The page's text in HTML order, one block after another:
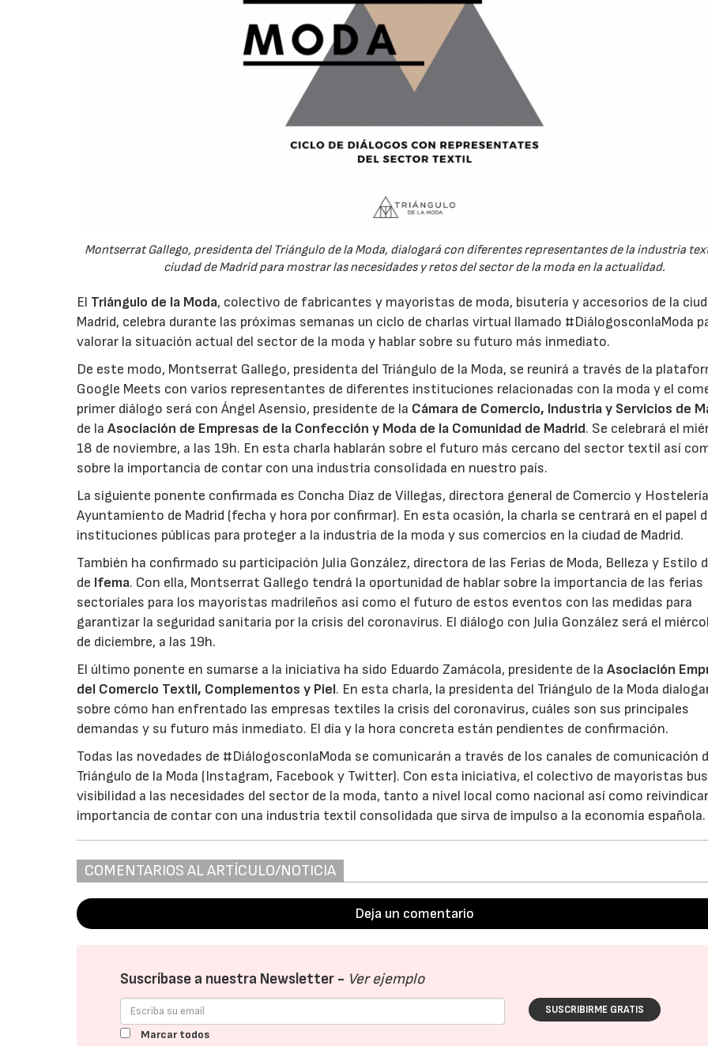
Montserrat Gallego, presidenta del Triángulo de la Moda, dialogará con diferentes representantes de la industria
ciudad de Madrid para mostrar las necesidades y retos del sector de la moda en la actualidad.
El Triángulo de la Moda, colectivo de fabricantes y mayoristas de moda, bisutería y accesorios de la
Madrid, celebra durante las próximas semanas un ciclo de charlas virtual llamado #DiálogosconlaModa
valorar la situación actual del sector de la moda y hablar sobre su futuro más inmediato.
De este modo, Montserrat Gallego, presidenta del Triángulo de la Moda, se reunirá a través de la
Google Meets con varios representantes de diferentes instituciones relacionadas con la moda y el
primer diálogo será con Ángel Asensio, presidente de la Cámara de Comercio, Industria y Servicios de
de laAsociación de Empresas de la Confección y Moda de la Comunidad de Madrid. Se celebrará el
18 de noviembre, a las 19h. En esta charla hablarán sobre el futuro más cercano del sector textil así
sobre la importancia de contar con una industria consolidada en nuestro país.
La siguiente ponente confirmada es Concha Díaz de Villegas, directora general de Comercio y
Ayuntamiento de Madrid (fecha y hora por confirmar). En esta ocasión, la charla se centrará en el papel
instituciones públicas para proteger a la industria de la moda y sus comercios en la ciudad de Madrid.
También ha confirmado su participación Julia González, directora de las Ferias de Moda, Belleza y Estilo
de Ifema. Con ella, Montserrat Gallego tendrá la oportunidad de hablar sobre la importancia de las ferias
sectoriales para los mayoristas madrileños así como el futuro de estos eventos con las medidas para
garantizar la seguridad sanitaria por la crisis del coronavirus. El diálogo con Julia González será el
de diciembre, a las 19h.
El último ponente en sumarse a la iniciativa ha sido Eduardo Zamácola, presidente de laAsociación
del Comercio Textil, Complementos y Piel. En esta charla, la presidenta del Triángulo de la Moda
sobre cómo han enfrentado las empresas textiles la crisis del coronavirus, cuáles son sus principales
demandas y su futuro más inmediato. El día y la hora concreta están pendientes de confirmación.
Todas las novedades de #DiálogosconlaModa se comunicarán a través de los canales de comunicación
Triángulo de la Moda (Instagram, Facebook y Twitter). Con esta iniciativa, el colectivo de mayoristas
visibilidad a las necesidades del sector de la moda, tanto a nivel local como nacional así como
importancia de contar con una industria textil consolidada que sirva de impulso a la economía española.
COMENTARIOS AL ARTÍCULO/NOTICIA
Deja un comentario
Suscríbase a nuestra Newsletter - Ver ejemplo
SUSCRIBIRME GRATIS
Marcar todos
30/06/2026